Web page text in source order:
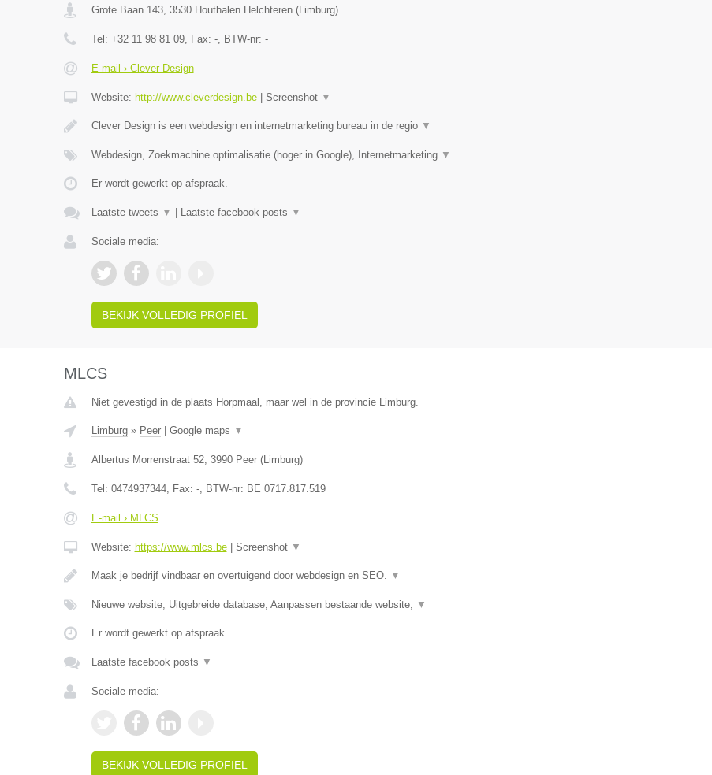
Grote Baan 143, 3530 Houthalen Helchteren(Limburg)
Tel: +32 11 98 81 09, Fax: -, BTW-nr: -
E-mail › Clever Design
Website: http://www.cleverdesign.be| Screenshot ▼
Clever Design is een webdesign en internetmarketing bureau in de regio ▼
Webdesign, Zoekmachine optimalisatie (hoger in Google), Internetmarketing ▼
Er wordt gewerkt op afspraak.
Laatste tweets ▼ Laatste facebook posts ▼
Sociale media:
BEKIJK VOLLEDIG PROFIEL
MLCS
Niet gevestigd in de plaats Horpmaal, maar wel in de provincie Limburg.
Limburg» Peer| Google maps ▼
Albertus Morrenstraat 52, 3990 Peer(Limburg)
Tel: 0474937344, Fax: -, BTW-nr: BE 0717.817.519
E-mail › MLCS
Website: https://www.mlcs.be| Screenshot ▼
Maak je bedrijf vindbaar en overtuigend door webdesign en SEO. ▼
Nieuwe website, Uitgebreide database, Aanpassen bestaande website, ▼
Er wordt gewerkt op afspraak.
Laatste facebook posts ▼
Sociale media:
BEKIJK VOLLEDIG PROFIEL